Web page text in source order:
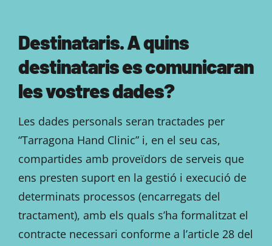
Destinataris. A quins
destinataris es comunicaran
les vostres dades?
Les dades personals seran tractades per
“Tarragona Hand Clinic” i, en el seu cas,
compartides amb proveïdors de serveis que
ens presten suport en la gestió i execució de
determinats processos (encarregats del
tractament), amb els quals s’ha formalitzat el
contracte necessari conforme a l’article 28 del